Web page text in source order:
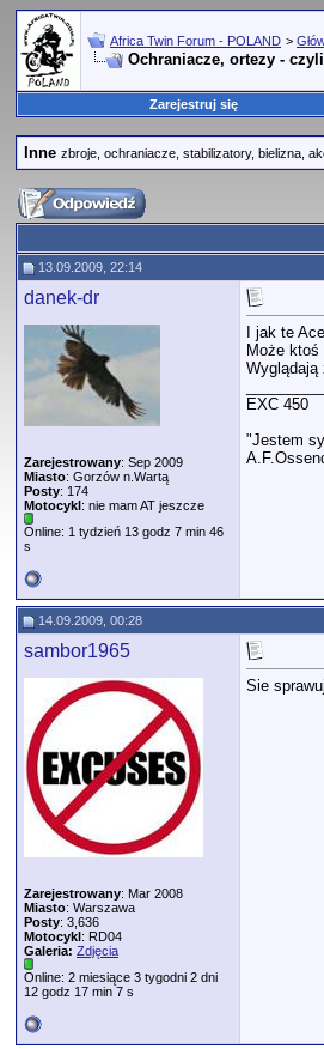
Africa Twin Forum - POLAND >
Ochraniacze, ortezy -
Zarejestruj się
Inne zbroje, ochraniacze, stabilizatory, bielizna,
13.09.2009, 22:14
danek-dr
Zarejestrowany: Sep 2009
Miasto: Gorzów n.Wartą
Posty: 174
Motocykl: nie mam AT jeszcze
Online: 1 tydzień 13 godz 7 min 46
s
I jak te
Może ktoś
Wyglądają
EXC 450
"Jestem
14.09.2009, 00:28
sambor1965
Zarejestrowany: Mar 2008
Miasto: Warszawa
Posty: 3,636
Motocykl: RD04
Galeria: Zdjęcia
Online: 2 miesiące 3 tygodni 2 dni
12 godz 17 min 7 s
Sie